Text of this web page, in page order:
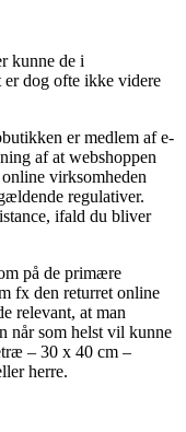
kunne de i
er dog ofte ikke videre
er medlem af e-
af at webshoppen
virksomheden
regulativer.
ifald du bliver
på de primære
fx den returret online
relevant, at man
når som helst vil kunne
– 30 x 40 cm –
herre.